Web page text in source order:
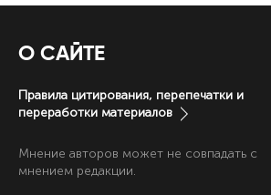
О САЙТЕ
Правила цитирования, перепечатки и
переработки материалов
Мнение авторов может не совпадать с
мнением редакции.